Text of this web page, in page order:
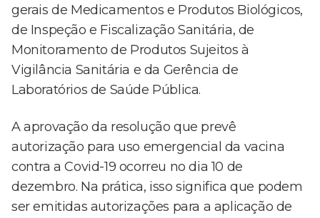
gerais de Medicamentos e Produtos Biológicos,
de Inspeção e Fiscalização Sanitária, de
Monitoramento de Produtos Sujeitos à
Vigilância Sanitária e da Gerência de
Laboratórios de Saúde Pública.
A aprovação da resolução que prevê
autorização para uso emergencial da vacina
contra a Covid-19 ocorreu no dia 10 de
dezembro. Na prática, isso significa que podem
ser emitidas autorizações para a aplicação de